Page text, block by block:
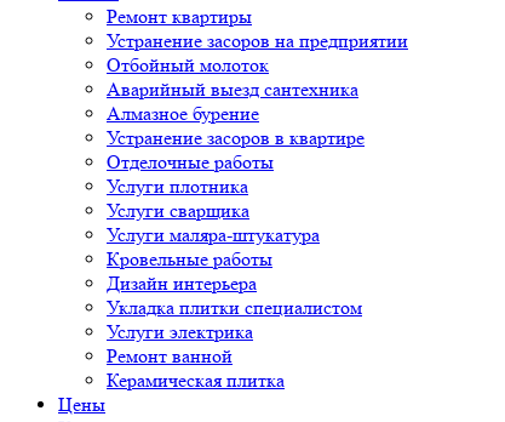
Ремонт квартиры
Устранение засоров на предприятии
Отбойный молоток
Аварийный выезд сантехника
Алмазное бурение
Устранение засоров в квартире
Отделочные работы
Услуги плотника
Услуги сварщика
Услуги маляра-штукатура
Кровельные работы
Дизайн интерьера
Укладка плитки специалистом
Услуги электрика
Ремонт ванной
Керамическая плитка
Цены